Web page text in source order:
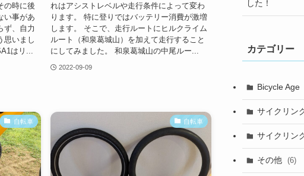
の時に後
い事があ
ず、自力
思いまし
はリ...
れはアシストレベルや走行条件によって変わ
ります。 特に登りではバッテリー消費が激増
します。 そこで、走行ルートにヒルクライム
ルート（和泉葛城山）を加えて走行すること
にしてみました。 和泉葛城山の中尾ルー...
2022-09-09
自転車 自転車
した！
カテゴリー
Bicycle Age
サイクリン
サイクリン
その他 (6)